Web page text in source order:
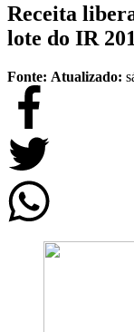
Receita
lote do IR
Fonte: Atualizado: